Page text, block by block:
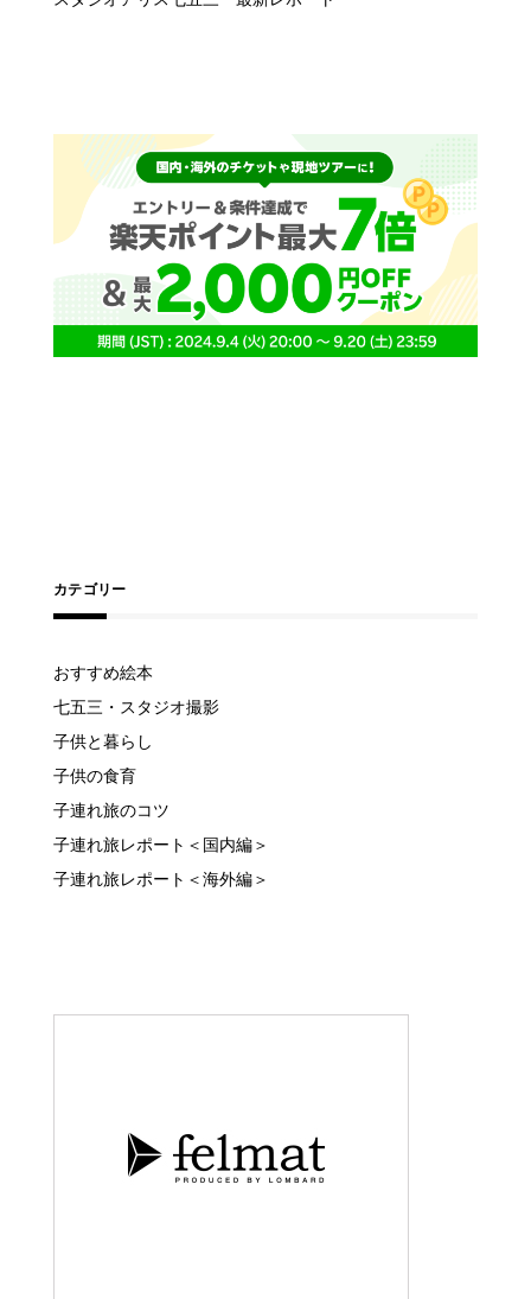
カテゴリー
おすすめ絵本
七五三・スタジオ撮影
子供と暮らし
子供の食育
子連れ旅のコツ
子連れ旅レポート＜国内編＞
子連れ旅レポート＜海外編＞